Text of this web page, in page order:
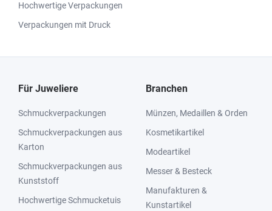
Hochwertige Verpackungen
Verpackungen mit Druck
Für Juweliere
Schmuckverpackungen
Schmuckverpackungen aus
Karton
Schmuckverpackungen aus
Kunststoff
Hochwertige Schmucketuis
Branchen
Münzen, Medaillen & Orden
Kosmetikartikel
Modeartikel
Messer & Besteck
Manufakturen &
Kunstartikel